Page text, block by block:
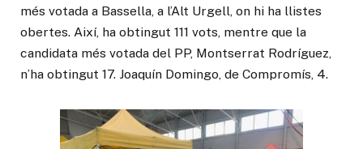
més votada a Bassella, a l’Alt Urgell, on hi ha llistes
obertes. Així, ha obtingut 111 vots, mentre que la
candidata més votada del PP, Montserrat Rodríguez,
n’ha obtingut 17. Joaquín Domingo, de Compromís, 4.